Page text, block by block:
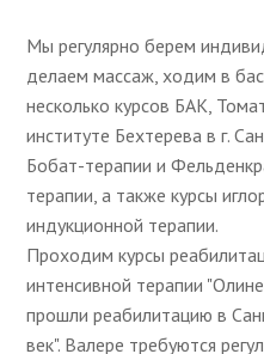
Мы регулярно берем
делаем массаж, ходим в
несколько курсов БАК,
институте Бехтерева в г.
Бобат-терапии и
терапии, а также курсы
индукционной терапии.
Проходим курсы
интенсивной терапии
прошли реабилитацию в
век". Валере требуются